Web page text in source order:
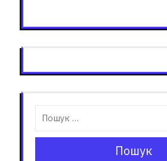
Пошук